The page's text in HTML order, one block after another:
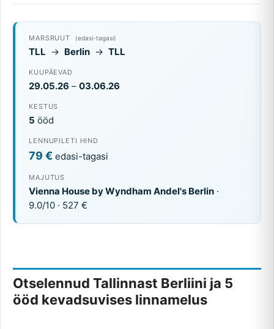
MARSRUUT (edasi-tagasi)
TLL → Berlin → TLL
KUUPÄEVAD
29.05.26 – 03.06.26
KESTUS
5 ööd
LENNUPILETI HIND
79 € edasi-tagasi
MAJUTUS
Vienna House by Wyndham Andel's Berlin ·
9.0/10 · 527 €
Otselennud Tallinnast Berliini ja 5
ööd kevadsuvises linnamelus